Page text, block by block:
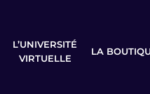
L’UNIVERSITÉ
VIRTUELLE
LA